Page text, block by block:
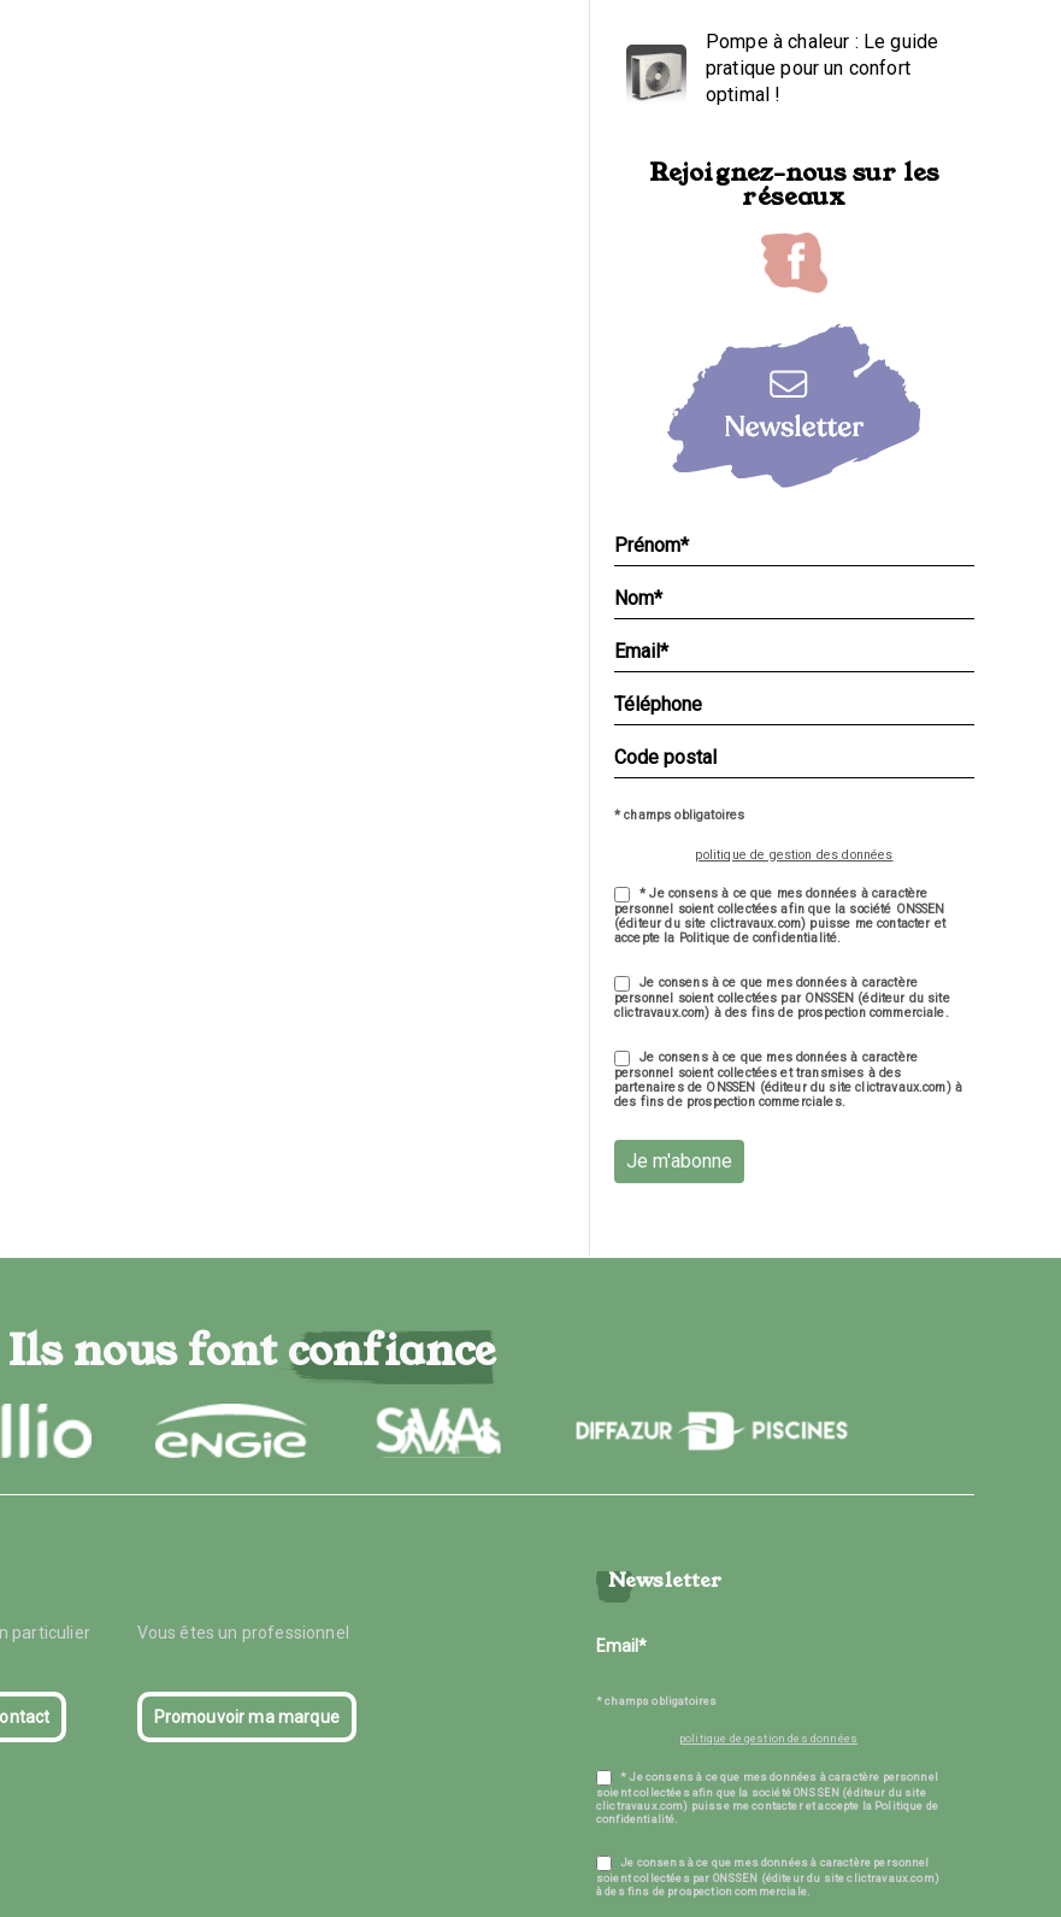
Pompe à chaleur : Le guide
pratique pour un confort
optimal !
Rejoignez-nous sur les
réseaux
* champs obligatoires
politique de gestion des données
* Je consens à ce que mes données à caractère
personnel soient collectées afin que la société ONSSEN
(éditeur du site clictravaux.com) puisse me contacter et
accepte la Politique de confidentialité.
Je consens à ce que mes données à caractère
personnel soient collectées par ONSSEN (éditeur du site
clictravaux.com) à des fins de prospection commerciale.
Je consens à ce que mes données à caractère
personnel soient collectées et transmises à des
partenaires de ONSSEN (éditeur du site clictravaux.com) à
des fins de prospection commerciales.
Je m'abonne
Ils nous font confiance
particulier Vous êtes un professionnel
Promouvoir ma marque
Newsletter
* champs obligatoires
politique de gestion des données
* Je consens à ce que mes données à caractère personnel
soient collectées afin que la société ONSSEN (éditeur du site
clictravaux.com) puisse me contacter et accepte la Politique de
confidentialité.
Je consens à ce que mes données à caractère personnel
soient collectées par ONSSEN (éditeur du site clictravaux.com)
à des fins de prospection commerciale.